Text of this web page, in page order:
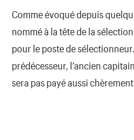
Comme évoqué depuis
nommé à la tête de la
pour le poste de
prédécesseur, l’ancien
sera pas payé aussi chèrement.